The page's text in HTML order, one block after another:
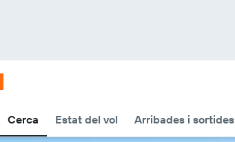
Cerca Estat del vol Arribades i sortides